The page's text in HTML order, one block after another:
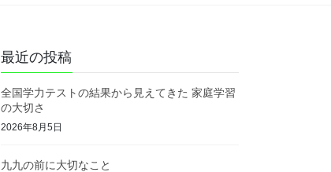
最近の投稿
全国学力テストの結果から見えてきた 家庭学習
の大切さ
2026年8月5日
九九の前に大切なこと